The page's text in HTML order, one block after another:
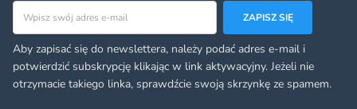
ZAPISZ SIĘ
Aby zapisać się do newslettera, należy podać adres e-mail i
potwierdzić subskrypcję klikając w link aktywacyjny. Jeżeli nie
otrzymacie takiego linka, sprawdźcie swoją skrzynkę ze spamem.